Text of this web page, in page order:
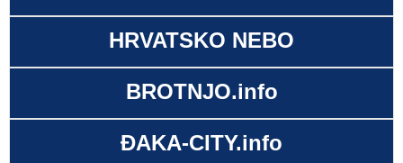
HRVATSKO NEBO
BROTNJO.info
ĐAKA-CITY.info